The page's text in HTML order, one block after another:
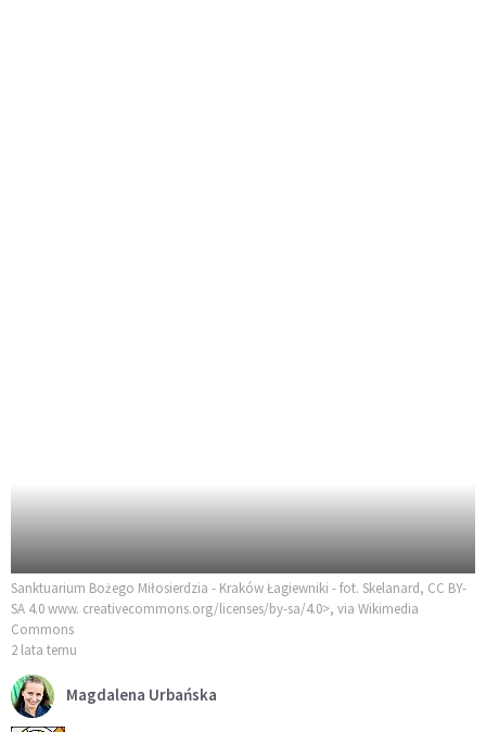
Sanktuarium Bożego Miłosierdzia - Kraków Łagiewniki - fot. Skelanard, CC BY-
SA 4.0 www. creativecommons.org/licenses/by-sa/4.0>, via Wikimedia
Commons
2 lata temu
Magdalena Urbańska